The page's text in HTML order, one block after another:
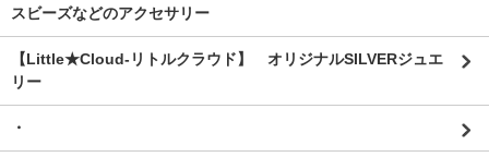
スビーズなどのアクセサリー
【Little★Cloud-リトルクラウド】 オリジナルSILVERジュエ
リー
・